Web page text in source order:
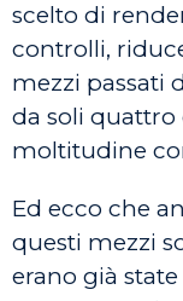
scelto di
controlli,
mezzi passati
da soli
moltitudine
Ed ecco che
questi mezzi
erano già